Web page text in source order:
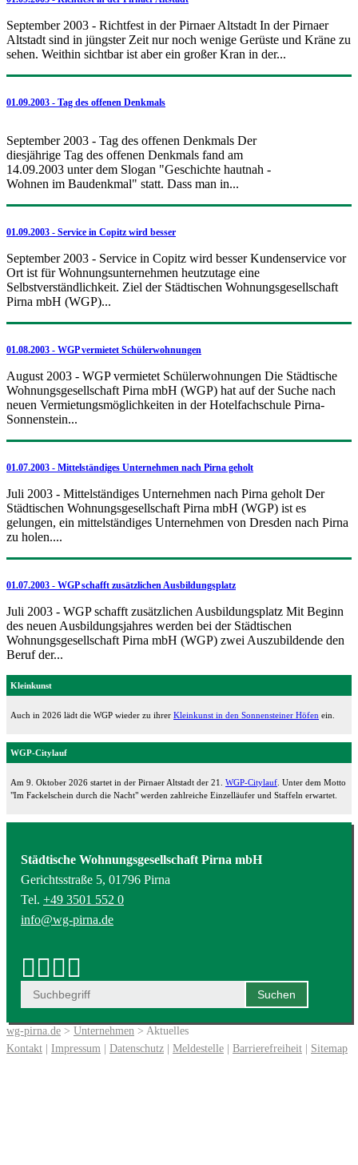
September 2003 - Richtfest in der Pirnaer Altstadt In der Pirnaer
Altstadt sind in jüngster Zeit nur noch wenige Gerüste und Kräne zu
sehen. Weithin sichtbar ist aber ein großer Kran in der...
01.09.2003 - Tag des offenen Denkmals
September 2003 - Tag des offenen Denkmals Der
diesjährige Tag des offenen Denkmals fand am
14.09.2003 unter dem Slogan "Geschichte hautnah -
Wohnen im Baudenkmal" statt. Dass man in...
01.09.2003 - Service in Copitz wird besser
September 2003 - Service in Copitz wird besser Kundenservice vor
Ort ist für Wohnungsunternehmen heutzutage eine
Selbstverständlichkeit. Ziel der Städtischen Wohnungsgesellschaft
Pirna mbH (WGP)...
01.08.2003 - WGP vermietet Schülerwohnungen
August 2003 - WGP vermietet Schülerwohnungen Die Städtische
Wohnungsgesellschaft Pirna mbH (WGP) hat auf der Suche nach
neuen Vermietungsmöglichkeiten in der Hotelfachschule Pirna-
Sonnenstein...
01.07.2003 - Mittelständiges Unternehmen nach Pirna geholt
Juli 2003 - Mittelständiges Unternehmen nach Pirna geholt Der
Städtischen Wohnungsgesellschaft Pirna mbH (WGP) ist es
gelungen, ein mittelständiges Unternehmen von Dresden nach Pirna
zu holen....
01.07.2003 - WGP schafft zusätzlichen Ausbildungsplatz
Juli 2003 - WGP schafft zusätzlichen Ausbildungsplatz Mit Beginn
des neuen Ausbildungsjahres werden bei der Städtischen
Wohnungsgesellschaft Pirna mbH (WGP) zwei Auszubildende den
Beruf der...
Kleinkunst
Auch in 2026 lädt die WGP wieder zu ihrer Kleinkunst in den Sonnensteiner Höfen ein.
WGP-Citylauf
Am 9. Oktober 2026 startet in der Pirnaer Altstadt der 21. WGP-Citylauf . Unter dem Motto
"Im Fackelschein durch die Nacht" werden zahlreiche Einzelläufer und Staffeln erwartet.
Städtische Wohnungsgesellschaft Pirna mbH
Gerichtsstraße 5, 01796 Pirna
Tel. +49 3501 552 0
info@wg-pirna.de
wg-pirna.de > Unternehmen > Aktuelles
Kontakt
Impressum Datenschutz Meldestelle Barrierefreiheit Sitemap